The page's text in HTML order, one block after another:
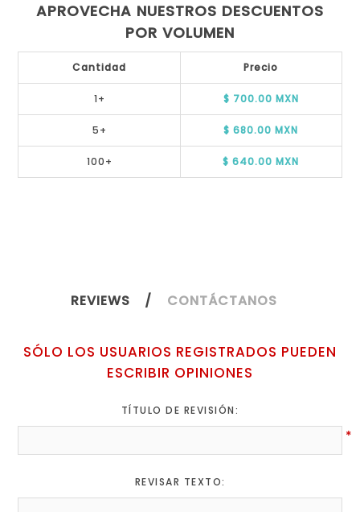
APROVECHA NUESTROS DESCUENTOS
POR VOLUMEN
Cantidad
1+
5+
100+
Precio
$ 700.00 MXN
$ 680.00 MXN
$ 640.00 MXN
REVIEWS CONTÁCTANOS
SÓLO LOS USUARIOS REGISTRADOS PUEDEN
ESCRIBIR OPINIONES
TÍTULO DE REVISIÓN:
*
REVISAR TEXTO: